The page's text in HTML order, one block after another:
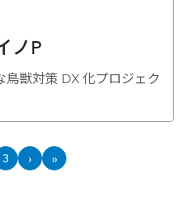
ノP
獣対策 DX 化プロジェク
目
3ページ目
›次のページへ
»最後のページへ